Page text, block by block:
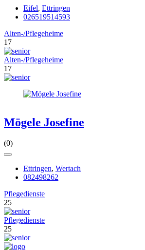
Eifel, Ettringen
026519514593
Alten-/Pflegeheime
17
Alten-/Pflegeheime
17
Mögele Josefine
(0)
Ettringen, Wertach
082498262
Pflegedienste
25
Pflegedienste
25